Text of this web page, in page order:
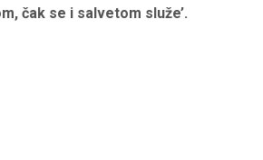
čak se i salvetom služe’.